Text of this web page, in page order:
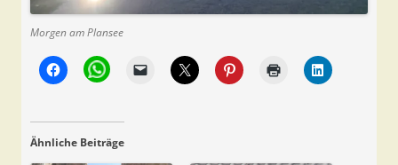
Morgen am Plansee
Ähnliche Beiträge